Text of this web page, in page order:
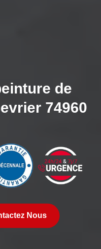
de
74960
Nous